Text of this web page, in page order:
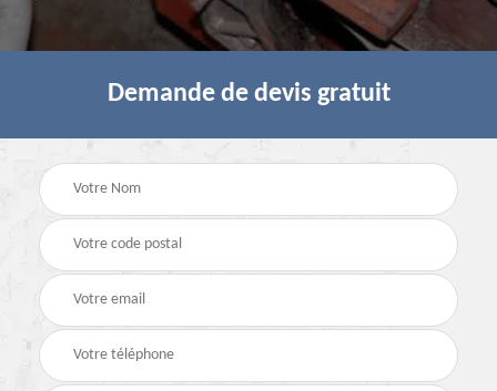
Demande de devis gratuit